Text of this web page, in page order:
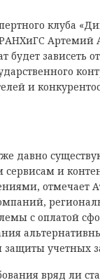
клуба
Артемий
будет зависеть
и
давно
и
отмечает
с оплатой
защиты учетных
вряд ли